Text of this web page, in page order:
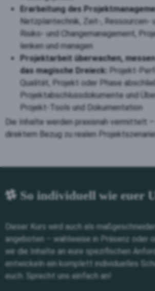
Erarbeitung des
Netzplantechnik, Zeit-, Ressourcen-
Risiko- und Changemanagement,
lenken und managen
Projektarbeit überwachen,
das magische Dreieck: Projekt-
Qualität, Projekt oder Phase
Projektabschlussdokumente und
Projekt-Tools und Dokumentation
Die Inhalte werden praxisnah vermittelt
direktem Bezug zu realen
So individuell wie euer
Dieser Kurs wird auch als
angeboten – wahlweise in Präsenz oder
wir die Inhalte an eure spezifischen
entwickeln ein komplett individuelles
euch. Sprecht uns einfach an!